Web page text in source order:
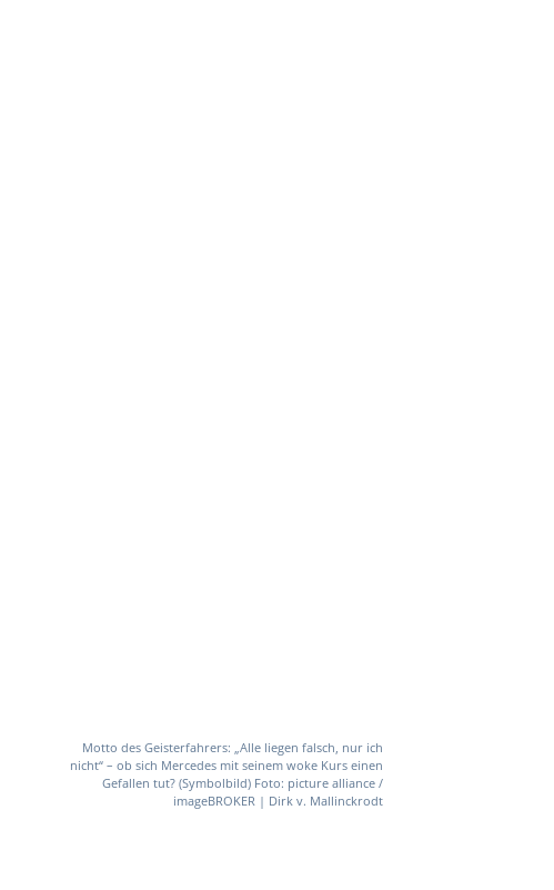
Motto des Geisterfahrers: „Alle liegen falsch, nur ich
nicht“ – ob sich Mercedes mit seinem woke Kurs einen
Gefallen tut? (Symbolbild) Foto: picture alliance /
imageBROKER | Dirk v. Mallinckrodt